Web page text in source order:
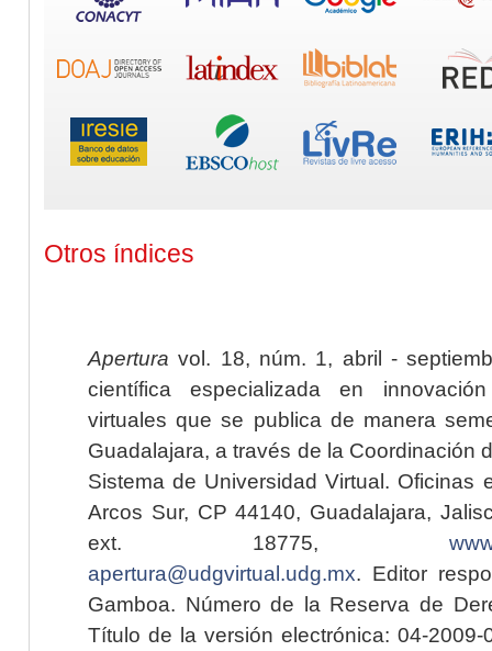
Otros índices
Apertura vol. 18, núm. 1, abril -
científica especializada en
virtuales que se publica de manera
Guadalajara, a través de la Coordinación
Sistema de Universidad Virtual. Oficinas
Arcos Sur, CP 44140, Guadalajara,
ext. 18775,
apertura@udgvirtual.udg.mx. Editor
Gamboa. Número de la Reserva de
Título de la versión electrónica: 04-2009-